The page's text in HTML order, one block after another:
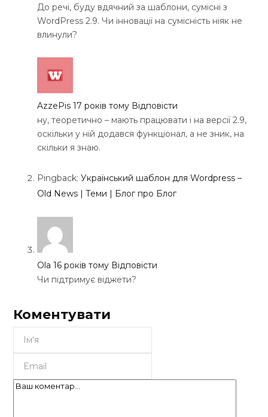
До речі, буду вдячний за шаблони, сумісні з
WordPress 2.9. Чи інновації на сумісність ніяк не
влинули?
AzzePis 17 років тому Відповісти
ну, теоретично – мають працювати і на версії 2.9,
оскільки у ній додався функціонал, а не зник, на
скільки я знаю.
Pingback: Український шаблон для Wordpress –
Old News | Теми | Блог про Блог
Ola 16 років тому Відповісти
Чи підтримує віджети?
Коментувати